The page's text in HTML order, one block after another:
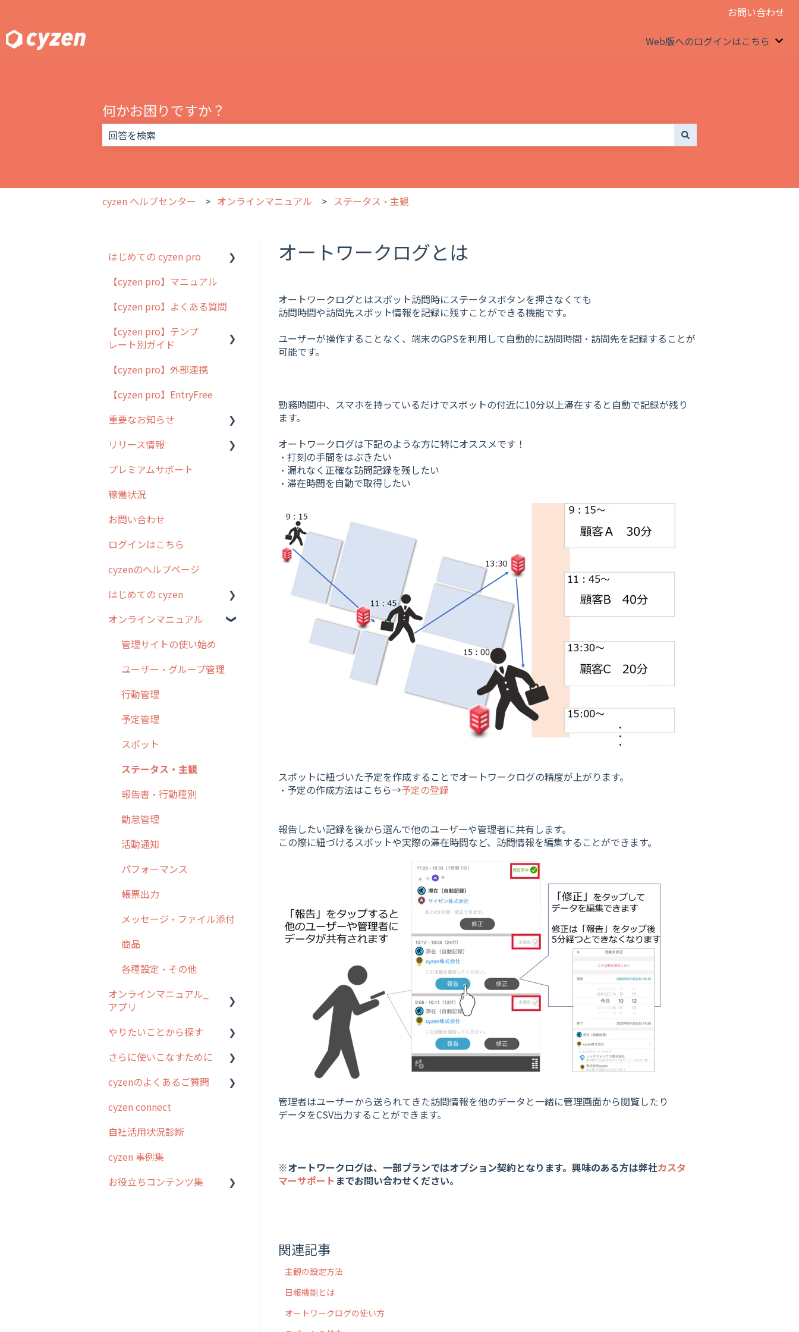
お問い合わせ
Web版へのログインはこちら
何かお困りですか？
cyzen ヘルプセンター オンラインマニュアル ステータス・主観
オートワークログとは
オートワークログとはスポット訪問時にステータスボタンを押さなくても
訪問時間や訪問先スポット情報を記録に残すことができる機能です。
ユーザーが操作することなく、端末のGPSを利用して自動的に訪問時間・訪問先を記録することが
可能です。
勤務時間中、スマホを持っているだけでスポットの付近に10分以上滞在すると自動で記録が残り
ます。
オートワークログは下記のような方に特にオススメです！
・打刻の手間をはぶきたい
・漏れなく正確な訪問記録を残したい
・滞在時間を自動で取得したい
スポットに紐づいた予定を作成することでオートワークログの精度が上がります。
・予定の作成方法はこちら→予定の登録
報告したい記録を後から選んで他のユーザーや管理者に共有します。
この際に紐づけるスポットや実際の滞在時間など、訪問情報を編集することができます。
管理者はユーザーから送られてきた訪問情報を他のデータと一緒に管理画面から閲覧したり
データをCSV出力することができます。
※オートワークログは、一部プランではオプション契約となります。興味のある方は弊社カスタ
マーサポート までお問い合わせください。
関連記事
主観の設定方法
日報機能とは
オートワークログの使い方
はじめての cyzen pro
cyzen pro とは？
簡易マニュアル
cyzen proの位置情報取得
について
用語集
よくある質問
【cyzen pro】マニュアル
【cyzen pro】よくある質問
【cyzen pro】テンプ
レート別ガイド
ポスティング
ラウンダー
メンテナンス
外廻り営業
清掃
不動産
【cyzen pro】外部連携
【cyzen pro】EntryFree
重要なお知らせ
過去の重要なお知らせ
障害情報
リリース情報
リリース
2026年のリリース情報
2025年のリリース情報
2024年のリリース情報
2023年のリリース情報
過去のリリース
2019年までのリリース情
プレミアムサポート
稼働状況
お問い合わせ
ログインはこちら
cyzenのヘルプページ
はじめての cyzen
0. はじめてのcyzenの使い
ついて
4. cyzen利用前の準備：シ
テム管理者編
6. 基本的な使い方：ユー
問集
8. 用語集
9. もっと便利に利用する
の使い方
【業界業種別】cyzen設定
方法
オンラインマニュアル
管理サイトの使い始め
ユーザー・グループ管理
行動管理
予定管理
スポット
ステータス・主観
報告書・行動種別
勤怠管理
活動通知
パフォーマンス
帳票出力
メッセージ・ファイル添付
商品
各種設定・その他
オンラインマニュアル_
アプリ
アプリの使い始め
ホーム画面
スポット
報告閲覧
予定
日報
履歴
やりたいことから探す
行動管理
勤怠管理
予定管理
スポット
ステータス・主観
報告書・行動種別
さらに使いこなすために
はじめに
スポット・ステータス関連
cyzenのよくあるご質問
ログインについて
グループ・ユーザーについ
cyzen connect
自社活用状況診断
cyzen 事例集
お役立ちコンテンツ集